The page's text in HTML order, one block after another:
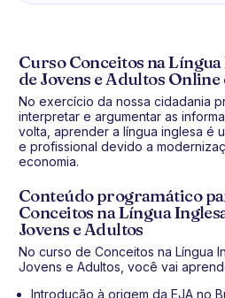
Curso Conceitos na
de Jovens e Adultos
No exercício da nossa cidadania
interpretar e argumentar as
volta, aprender a língua inglesa é
e profissional devido a
economia.
Conteúdo programático
Conceitos na Língua
Jovens e Adultos
No curso de Conceitos na Língua
Jovens e Adultos, você vai
Introdução à origem da EJA no